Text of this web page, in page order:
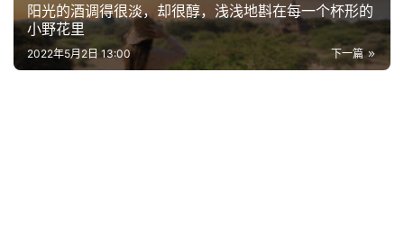
首
页
阳光的酒调得很淡，却很醇，浅浅地斟在每一个杯形的
小野花里
下一篇
2022年5月2日 13:00